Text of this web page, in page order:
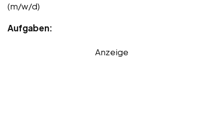
(m/w/d)
Aufgaben:
Anzeige